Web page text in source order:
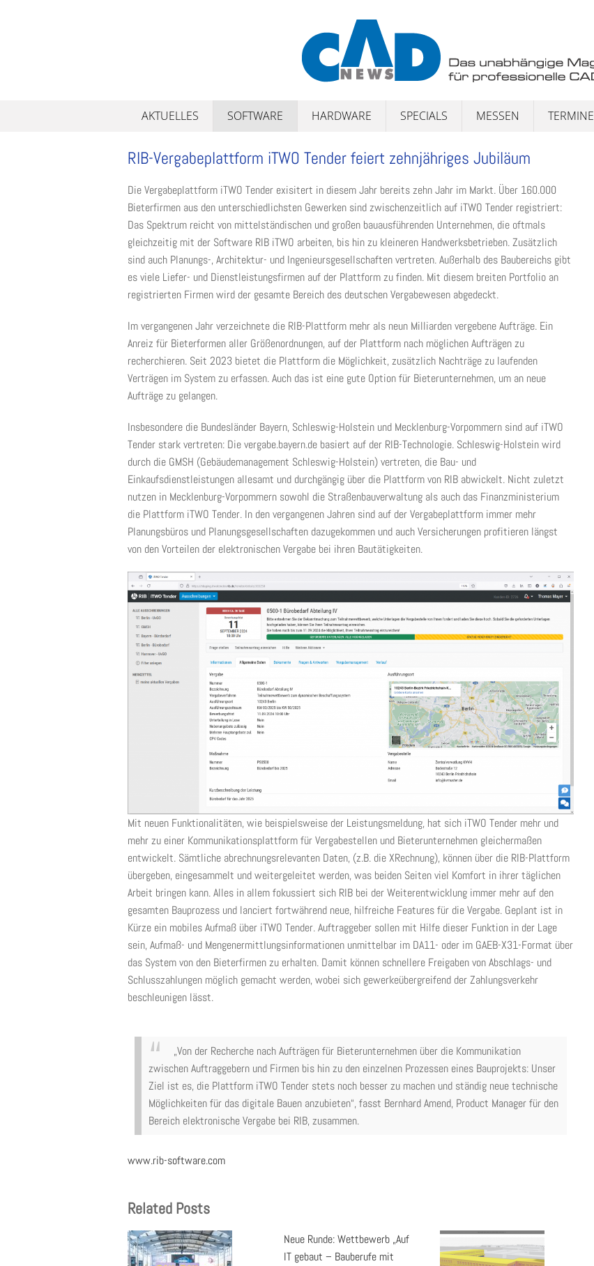
AKTUELLES SOFTWARE HARDWARE SPECIALS MESSEN TERMINE
RIB-Vergabeplattform iTWO Tender feiert zehnjähriges Jubiläum
Die Vergabeplattform iTWO Tender exisitert in diesem Jahr bereits zehn Jahr im Markt. Über 160.000
Bieterfirmen aus den unterschiedlichsten Gewerken sind zwischenzeitlich auf iTWO Tender registriert:
Das Spektrum reicht von mittelständischen und großen bauausführenden Unternehmen, die oftmals
gleichzeitig mit der Software RIB iTWO arbeiten, bis hin zu kleineren Handwerksbetrieben. Zusätzlich
sind auch Planungs-, Architektur- und Ingenieursgesellschaften vertreten. Außerhalb des Baubereichs gibt
es viele Liefer- und Dienstleistungsfirmen auf der Plattform zu finden. Mit diesem breiten Portfolio an
registrierten Firmen wird der gesamte Bereich des deutschen Vergabewesen abgedeckt.
Im vergangenen Jahr verzeichnete die RIB-Plattform mehr als neun Milliarden vergebene Aufträge. Ein
Anreiz für Bieterformen aller Größenordnungen, auf der Plattform nach möglichen Aufträgen zu
recherchieren. Seit 2023 bietet die Plattform die Möglichkeit, zusätzlich Nachträge zu laufenden
Verträgen im System zu erfassen. Auch das ist eine gute Option für Bieterunternehmen, um an neue
Aufträge zu gelangen.
Insbesondere die Bundesländer Bayern, Schleswig-Holstein und Mecklenburg-Vorpommern sind auf iTWO
Tender stark vertreten: Die vergabe.bayern.de basiert auf der RIB-Technologie. Schleswig-Holstein wird
durch die GMSH (Gebäudemanagement Schleswig-Holstein) vertreten, die Bau- und
Einkaufsdienstleistungen allesamt und durchgängig über die Plattform von RIB abwickelt. Nicht zuletzt
nutzen in Mecklenburg-Vorpommern sowohl die Straßenbauverwaltung als auch das Finanzministerium
die Plattform iTWO Tender. In den vergangenen Jahren sind auf der Vergabeplattform immer mehr
Planungsbüros und Planungsgesellschaften dazugekommen und auch Versicherungen profitieren längst
von den Vorteilen der elektronischen Vergabe bei ihren Bautätigkeiten.
Mit neuen Funktionalitäten, wie beispielsweise der Leistungsmeldung, hat sich iTWO Tender mehr und
mehr zu einer Kommunikationsplattform für Vergabestellen und Bieterunternehmen gleichermaßen
entwickelt. Sämtliche abrechnungsrelevanten Daten, (z.B. die XRechnung), können über die RIB-Plattform
übergeben, eingesammelt und weitergeleitet werden, was beiden Seiten viel Komfort in ihrer täglichen
Arbeit bringen kann. Alles in allem fokussiert sich RIB bei der Weiterentwicklung immer mehr auf den
gesamten Bauprozess und lanciert fortwährend neue, hilfreiche Features für die Vergabe. Geplant ist in
Kürze ein mobiles Aufmaß über iTWO Tender. Auftraggeber sollen mit Hilfe dieser Funktion in der Lage
sein, Aufmaß- und Mengenermittlungsinformationen unmittelbar im DA11- oder im GAEB-X31-Format über
das System von den Bieterfirmen zu erhalten. Damit können schnellere Freigaben von Abschlags- und
Schlusszahlungen möglich gemacht werden, wobei sich gewerkeübergreifend der Zahlungsverkehr
beschleunigen lässt.
„Von der Recherche nach Aufträgen für Bieterunternehmen über die Kommunikation
zwischen Auftraggebern und Firmen bis hin zu den einzelnen Prozessen eines Bauprojekts: Unser
Ziel ist es, die Plattform iTWO Tender stets noch besser zu machen und ständig neue technische
Möglichkeiten für das digitale Bauen anzubieten“, fasst Bernhard Amend, Product Manager für den
Bereich elektronische Vergabe bei RIB, zusammen.
www.rib-software.com
Related Posts
Neue Runde: Wettbewerb „Auf
IT gebaut – Bauberufe mit